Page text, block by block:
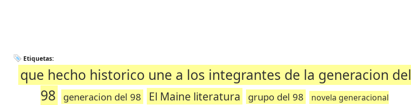
Etiquetas:
que hecho historico une a los integrantes de la generacion del
98
generacion del 98 El Maine literatura grupo del 98
novela generacional